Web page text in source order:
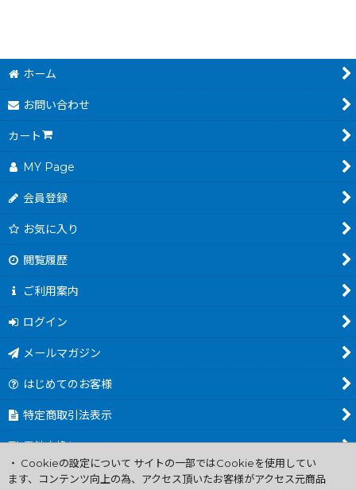
ホーム
お問い合わせ
カート
MY Page
会員登録
お気に入り
閲覧履歴
ご利用案内
ログイン
メールマガジン
はじめてのお客様
特定商取引法表示
電池交換について
商品カテゴリ一覧
・ Cookieの設定について サイトの一部ではCookieを使用してい
ます、コンテンツ向上の為、アクセス頂いたお客様がアクセス元商品